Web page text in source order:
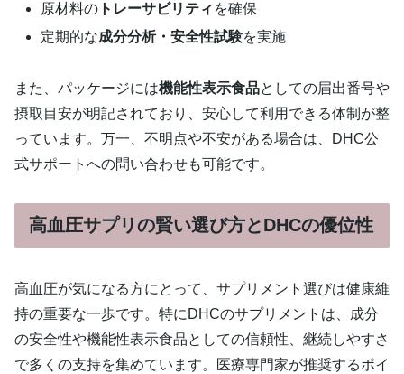
原材料の トレーサビリティ を確保
定期的な成分分析・安全性試験を実施
また、パッケージには機能性表示食品としての届出番号や
摂取目安が明記されており、安心して利用できる体制が整
っています。万一、不明点や不安がある場合は、DHC公
式サポートへの問い合わせも可能です。
高血圧サプリの賢い選び方とDHCの優位性
高血圧が気になる方にとって、サプリメント選びは健康維
持の重要な一歩です。特にDHCのサプリメントは、成分
の安全性や機能性表示食品としての信頼性、継続しやすさ
で多くの支持を集めています。医療専門家が推奨するポイ